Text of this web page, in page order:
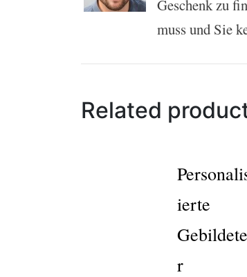
Geschenk zu
muss und Sie
Related
ierte
Gebildete
r